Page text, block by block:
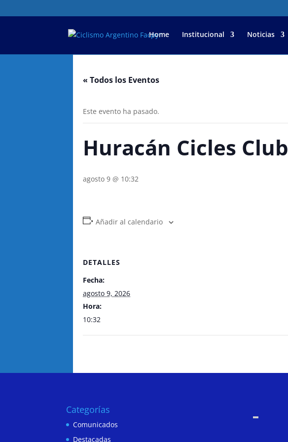
Home Institucional Noticias
« Todos los Eventos
Este evento ha pasado.
Huracán Cicles Club
agosto 9 @ 10:32
Añadir al calendario
DETALLES
Fecha:
agosto 9, 2026
Hora:
10:32
Categorías
Comunicados
Destacadas